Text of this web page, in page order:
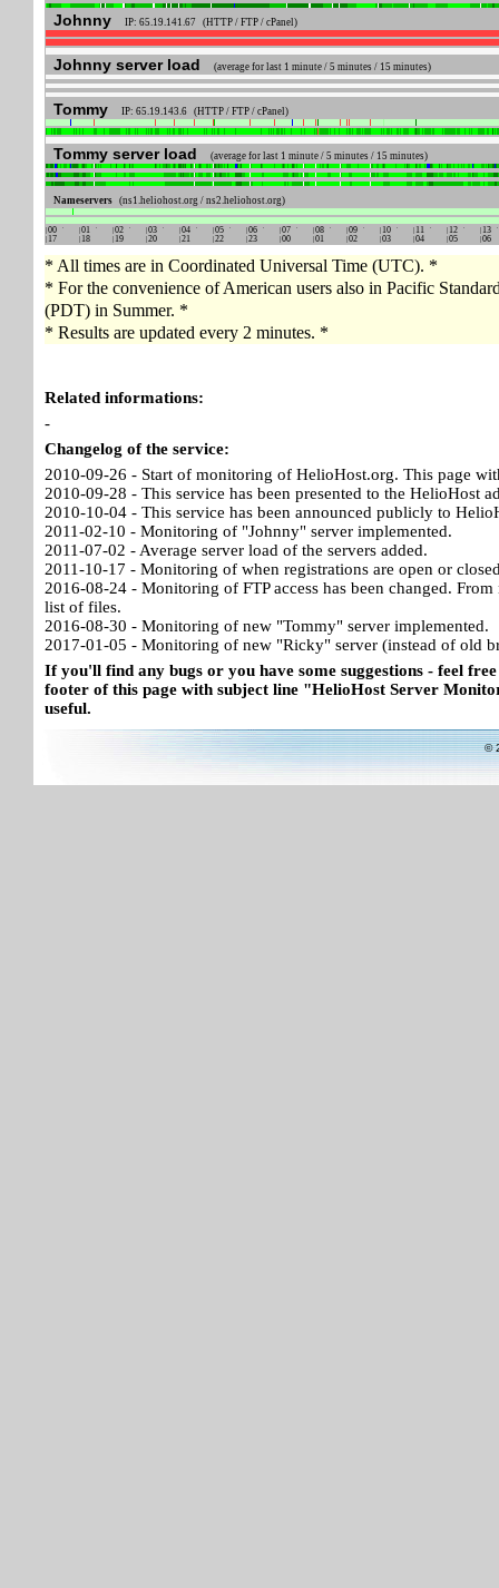
Johnny IP: 65.19.141.67 (HTTP / FTP / cPanel)
Johnny server load (average for last 1 minute / 5 minutes / 15 minutes)
Tommy IP: 65.19.143.6 (HTTP / FTP / cPanel)
Tommy server load (average for last 1 minute / 5 minutes / 15 minutes)
Nameservers (ns1.heliohost.org / ns2.heliohost.org)
00 01 02 03 04 05 06 07 08 09 10 11 12
13
17
18 19 20 21 22 23 00 01 02 03 04 05 06
* All times are in Coordinated Universal Time (UTC). *
* For the convenience of American users also in Pacific
(PDT) in Summer. *
* Results are updated every 2 minutes. *
Related informations:
-
Changelog of the service:
2010-09-26 - Start of monitoring of HelioHost.org. This page
2010-09-28 - This service has been presented to the HelioHost
2010-10-04 - This service has been announced publicly to
2011-02-10 - Monitoring of "Johnny" server implemented.
2011-07-02 - Average server load of the servers added.
2011-10-17 - Monitoring of when registrations are open or
2016-08-24 - Monitoring of FTP access has been changed.
list of files.
2016-08-30 - Monitoring of new "Tommy" server implemented.
2017-01-05 - Monitoring of new "Ricky" server (instead of old
If you'll find any bugs or you have some suggestions - feel
footer of this page with subject line "HelioHost Server
useful.
©